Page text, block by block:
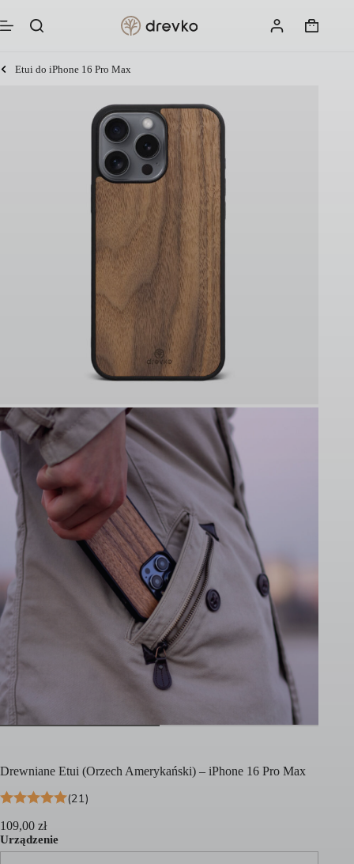
do
treści
Koszyk
Etui do iPhone 16 Pro Max
Drewniane Etui (Orzech Amerykański) – iPhone 16 Pro Max
(21)
109,00 zł
Urządzenie